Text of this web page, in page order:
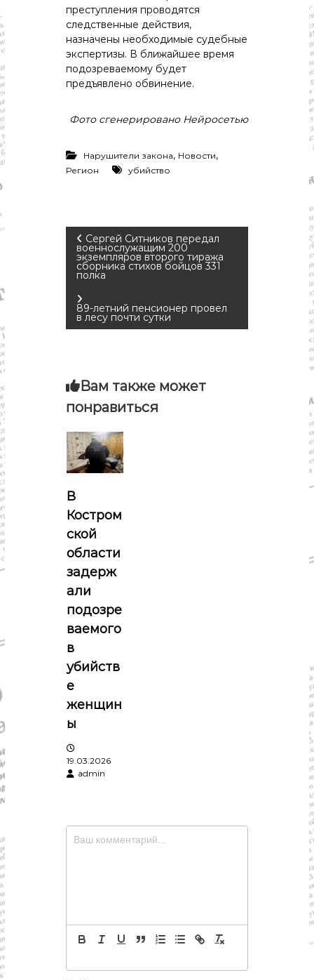
преступления проводятся
следственные действия,
назначены необходимые судебные
экспертизы. В ближайшее время
подозреваемому будет
предъявлено обвинение.
Фото сгенерировано Нейросетью
Нарушители закона, Новости,
Регион убийство
Н
а
в
и
а
ц
и
я
п
о
з
а
п
и
с
я
м
Сергей Ситников передал
военнослужащим 200
экземпляров второго тиража
сборника стихов бойцов 331
полка
89-летний пенсионер провел
в лесу почти сутки
Вам также может
понравиться
В
Костром
ской
области
задерж
али
подозре
ваемого
в
убийств
е
женщин
ы
19.03.2026
admin